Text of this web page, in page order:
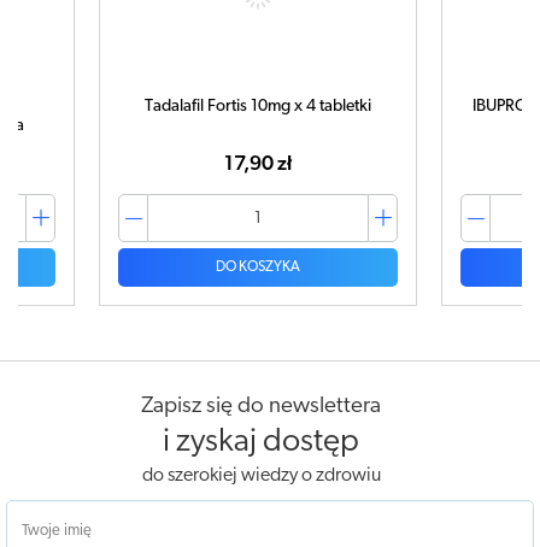
Tadalafil Fortis 10mg x 4 tabletki
17,90 zł
DO KOSZYKA
Zapisz się do newslettera
i zyskaj dostęp
do szerokiej wiedzy o zdrowiu